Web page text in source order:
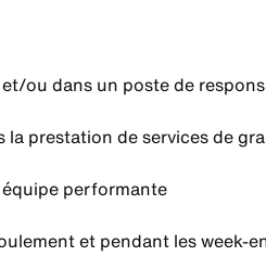
ou dans un poste de
prestation de services de
performante
et pendant les week-